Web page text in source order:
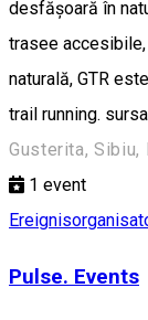
desfășoară în
trasee
naturală, GTR
trail running. sursa
Gusterita, Sibiu,
1 event
Pulse. Events